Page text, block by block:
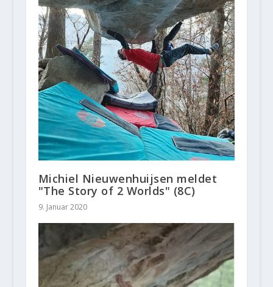
Michiel Nieuwenhuijsen meldet
"The Story of 2 Worlds" (8C)
9. Januar 2020